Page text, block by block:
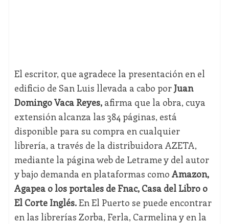
El escritor, que agradece la presentación en el
edificio de San Luis llevada a cabo porJuan
Domingo Vaca Reyes,afirma que la obra, cuya
extensión alcanza las 384 páginas, está
disponible para su compra en cualquier
librería, a través de la distribuidora AZETA,
mediante la página web de Letrame y del autor
y bajo demanda en plataformas como Amazon,
Agapea o los portales de Fnac, Casa del Libro o
El Corte Inglés.En El Puerto se puede encontrar
en las librerías Zorba, Ferla, Carmelina y en la